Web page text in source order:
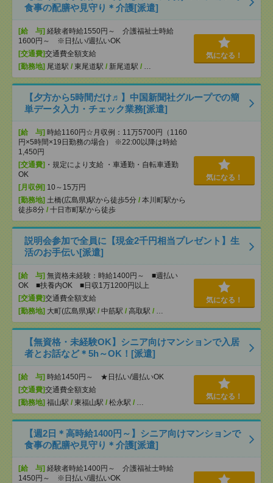
食事の配膳や見守り＊介護[派遣]
[給 与] 経験者時給1550円～ 介護福祉士時給
1600円～ ※日払い/週払いOK
[交通費]交通費全額支給
[勤務地] 尾道駅 / 東尾道駅 / 新尾道駅 / …
気になる！
【夕方から5時間だけ♬】中国新聞社グループでの簡
単データ入力・チェック業務[派遣]
[給 与] 時給1160円☆月収例：11万5700円（1160
円×5時間×19日勤務の場合） ※22:00以降は時給
1,450円
[交通費] ・規定により支給 ・車通勤・自転車通勤
OK
[月収例] 10～15万円
[勤務地] 土橋(広島県)駅から徒歩5分 / 本川町駅から
徒歩8分 / 十日市町駅から徒歩
気になる！
説明会参加で全員に【現金2千円相当プレゼント】生
活のお手伝い[派遣]
[給 与] 無資格未経験：時給1400円～ ■週払い
OK ■扶養内OK ■日収1万1200円以上
[交通費]交通費全額支給
[勤務地] 大町(広島県)駅 / 中筋駅 / 高取駅 / …
気になる！
【無資格・未経験OK】シニア向けマンションで入居
者とお話など＊5h～OK！[派遣]
[給 与] 時給1450円～ ★日払い/週払いOK
[交通費]交通費全額支給
[勤務地] 福山駅 / 東福山駅 / 松永駅 / …
気になる！
【週2日＊高時給1400円～】シニア向けマンションで
食事の配膳や見守り＊介護[派遣]
[給 与] 経験者時給1400円～ 介護福祉士時給
1450円～ ※日払い/週払いOK